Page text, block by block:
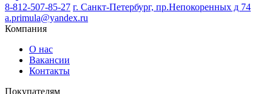
8-812-507-85-27 г. Санкт-Петербург, пр.Непокоренных д 74
a.primula@yandex.ru
Компания
О нас
Вакансии
Контакты
Покупателям